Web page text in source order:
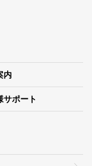
内
サポート